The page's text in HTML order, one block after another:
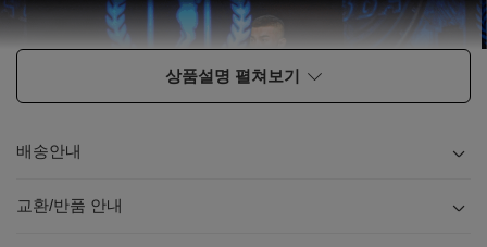
상품설명 펼쳐보기
배송안내
내용
교환/반품 안내
내용